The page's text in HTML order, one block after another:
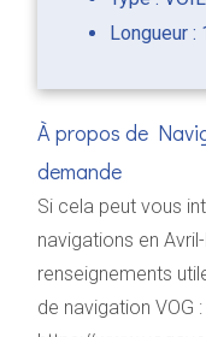
Longueur :
À propos de
demande
Si cela peut vous
navigations en
renseignements
de navigation VOG :